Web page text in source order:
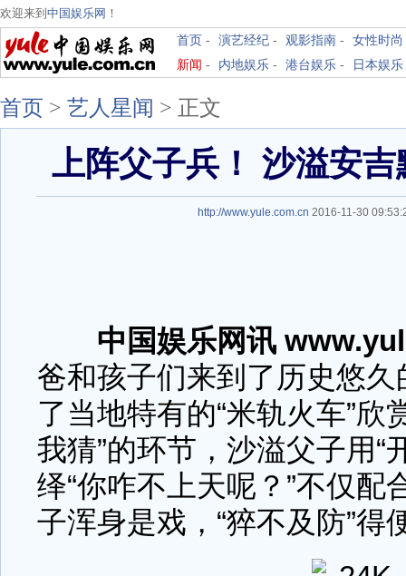
欢迎来到 中国娱乐网 ！
首页 - 演艺经纪 - 观影指南 - 女性时尚
新闻 - 内地娱乐 - 港台娱乐 - 日本娱乐
首页 > 艺人星闻 > 正文
上阵父子兵！ 沙溢安
http://www.yule.com.cn 2016-11-30
中国娱乐网讯
爸和孩子们来到了历史悠
了当地特有的“米轨火车”欣
我猜”的环节，沙溢父子用“
绎“你咋不上天呢？”不仅配
子浑身是戏，“猝不及防”得